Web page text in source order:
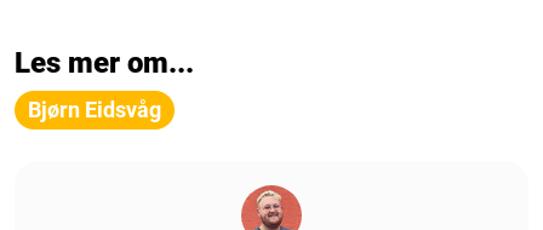
Les mer om...
Bjørn Eidsvåg